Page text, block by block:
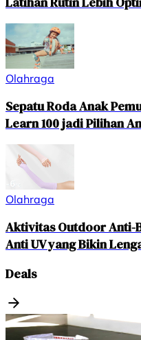
Olahraga
Sepatu Roda Anak
Learn 100 jadi Pilihan
Olahraga
Aktivitas Outdoor Anti-
Anti UV yang Bikin
Deals